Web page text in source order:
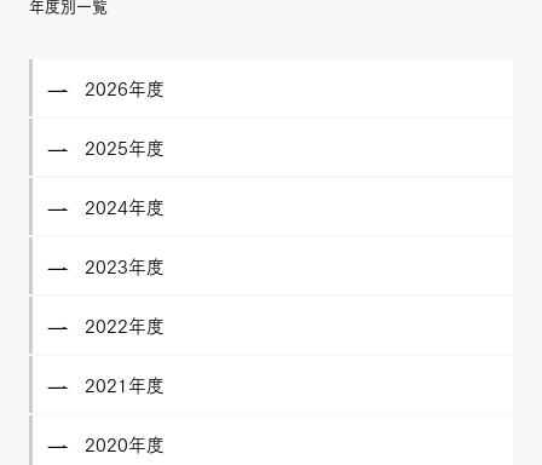
年度別一覧
2026年度
2025年度
2024年度
2023年度
2022年度
2021年度
2020年度